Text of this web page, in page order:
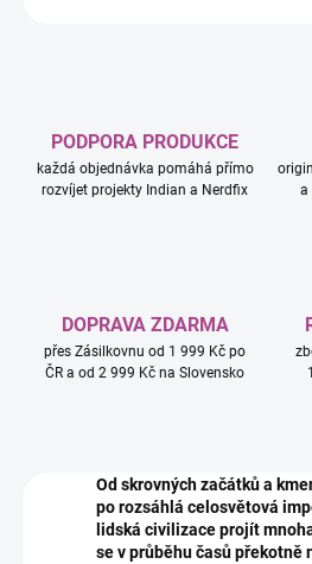
PODPORA PRODUKCE
každá objednávka pomáhá přímo
rozvíjet projekty Indian a Nerdfix
a
DOPRAVA ZDARMA
přes Zásilkovnu od 1 999 Kč po
ČR a od 2 999 Kč na Slovensko
Od skrovných začátků a
po rozsáhlá celosvětová
lidská civilizace projít
se v průběhu časů překotně